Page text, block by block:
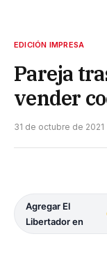
EDICIÓN IMPRESA
Pareja
vender
31 de octubre de 2021
Agregar El
Libertador en